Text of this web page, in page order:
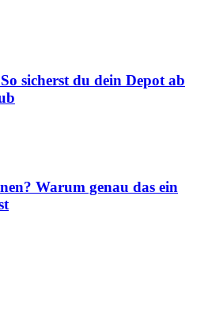
sicherst du dein Depot ab
Warum genau das ein